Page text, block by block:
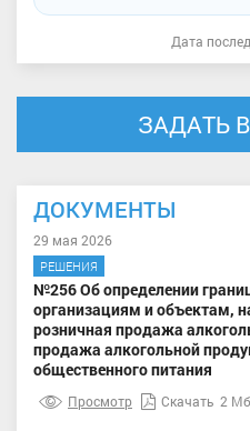
Дата
ЗАДАТЬ
ДОКУМЕНТЫ
29 мая 2026
РЕШЕНИЯ
№256 Об определении
организациям и объектам,
розничная продажа
продажа алкогольной
общественного питания
Просмотр Скачать 2